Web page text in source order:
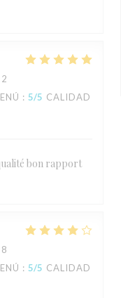
: 5/5 CALIDAD
bon rapport
: 5/5 CALIDAD